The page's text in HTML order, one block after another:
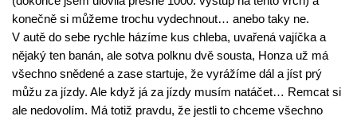
konečně si můžeme trochu vydechnout… anebo taky ne.
V autě do sebe rychle házíme kus chleba, uvařená vajíčka a
nějaký ten banán, ale sotva polknu dvě sousta, Honza už má
všechno snědené a zase startuje, že vyrážíme dál a jíst prý
můžu za jízdy. Ale když já za jízdy musím natáčet… Remcat si
ale nedovolím. Má totiž pravdu, že jestli to chceme všechno